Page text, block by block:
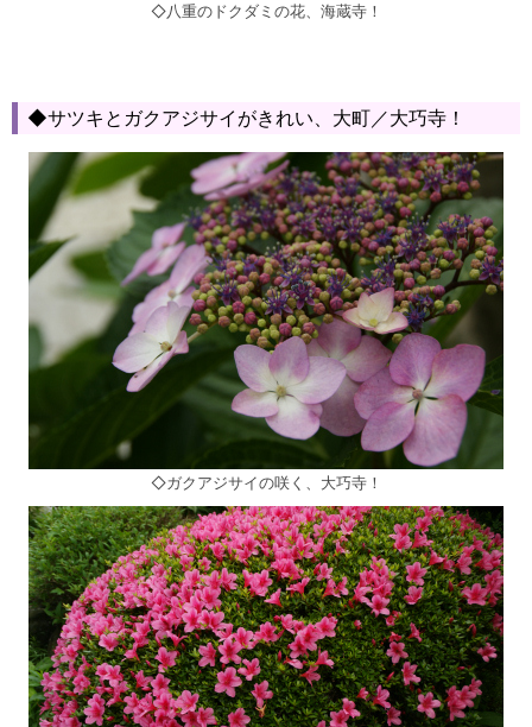
◇八重のドクダミの花、海蔵寺！
◆サツキとガクアジサイがきれい、大町／大巧寺！
◇ガクアジサイの咲く、大巧寺！